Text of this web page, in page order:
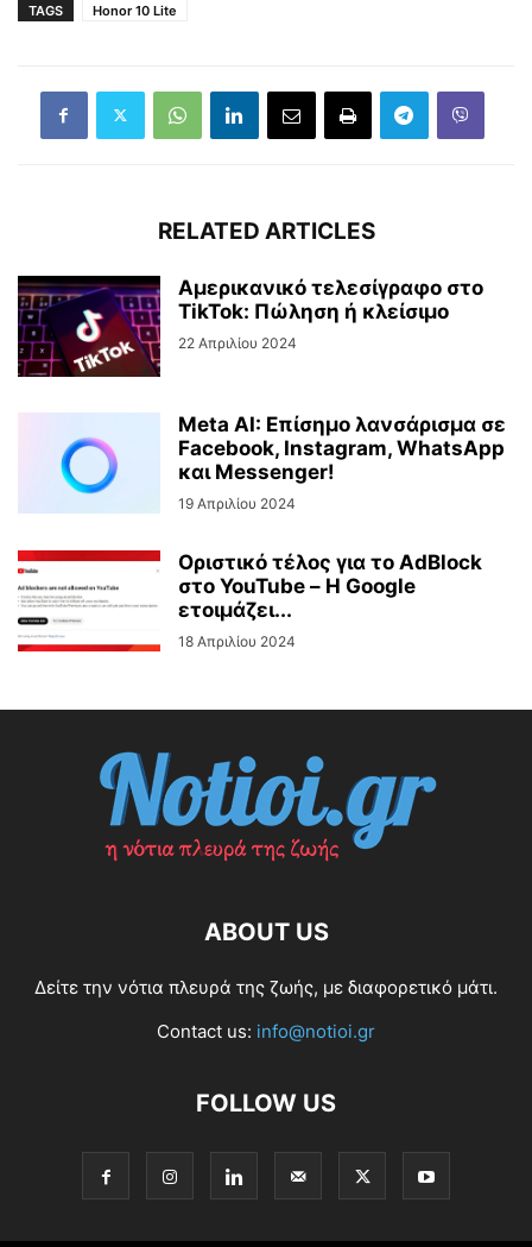
TAGS Honor 10 Lite
RELATED ARTICLES
Αμερικανικό τελεσίγραφο στο
TikTok: Πώληση ή κλείσιμο
22 Απριλίου 2024
Meta AI: Επίσημο λανσάρισμα σε
Facebook, Instagram, WhatsApp
και Messenger!
19 Απριλίου 2024
Οριστικό τέλος για το AdBlock
στο YouTube – Η Google
ετοιμάζει...
18 Απριλίου 2024
ABOUT US
Δείτε την νότια πλευρά της ζωής, με διαφορετικό μάτι.
Contact us: info@notioi.gr
FOLLOW US